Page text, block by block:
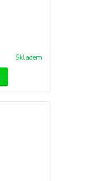
Skladem